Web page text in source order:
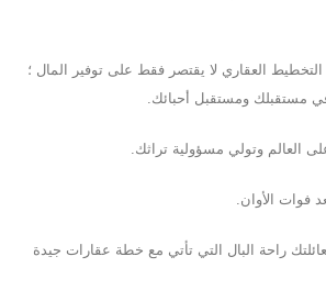
العقاري لا يقتصر فقط على توفير المال ؛
في مستقبلك ومستقبل أحبائك.
العالم وتولي مسؤولية تراثك.
فوات الأوان.
راحة البال التي تأتي مع خطة عقارات جيدة